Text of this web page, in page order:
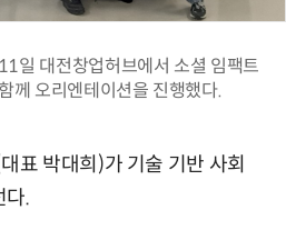
일 대전창업허브에서 소셜 임팩트
께 오리엔테이션을 진행했다.
표 박대희)가 기술 기반 사회
다.